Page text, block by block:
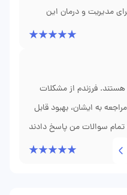
مدیریت و درمان این
هستند. فرزندم از مشکلات
به ایشان، بهبود قابل
سوالات من پاسخ دادند